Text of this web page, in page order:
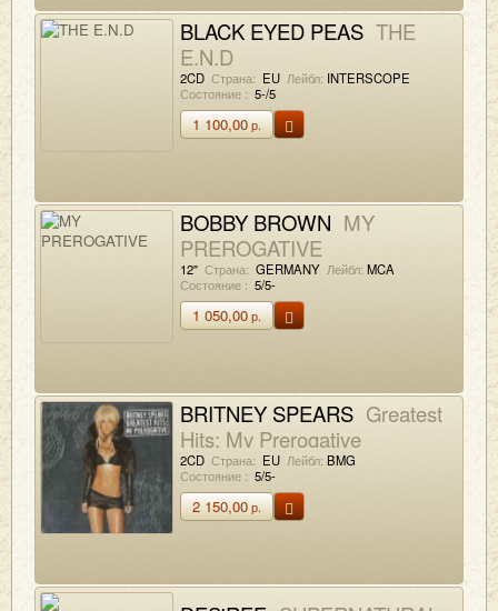
BLACK EYED PEAS THE
E.N.D
2CD Страна: EU Лейбл: INTERSCOPE
Состояние : 5-/5
1 100,00р.
BOBBY BROWN MY
PREROGATIVE
12" Страна: GERMANY Лейбл: MCA
Состояние : 5/5-
1 050,00р.
BRITNEY SPEARS Greatest
Hits: My Prerogative
2CD Страна: EU Лейбл: BMG
Состояние : 5/5-
2 150,00р.